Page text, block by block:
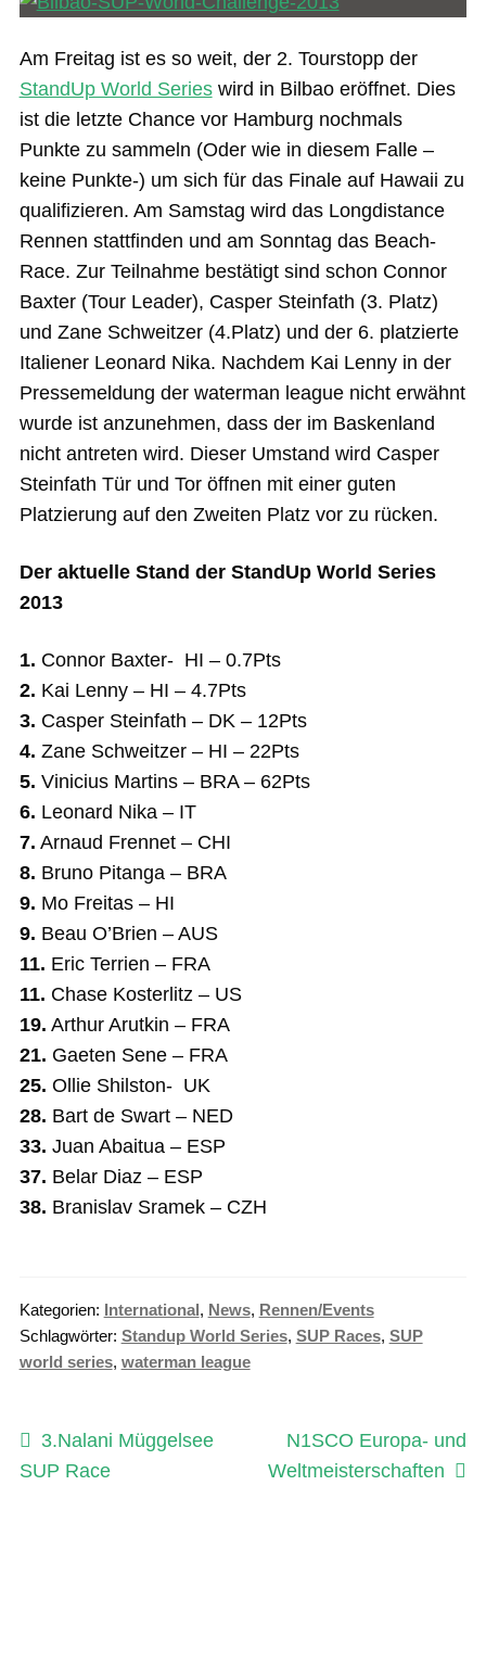
Am Freitag ist es so weit, der 2. Tourstopp der
StandUp World Serieswird in Bilbao eröffnet. Dies
ist die letzte Chance vor Hamburg nochmals
Punkte zu sammeln (Oder wie in diesem Falle –
keine Punkte-) um sich für das Finale auf Hawaii zu
qualifizieren. Am Samstag wird das Longdistance
Rennen stattfinden und am Sonntag das Beach-
Race. Zur Teilnahme bestätigt sind schon Connor
Baxter (Tour Leader), Casper Steinfath (3. Platz)
und Zane Schweitzer (4.Platz) und der 6. platzierte
Italiener Leonard Nika. Nachdem Kai Lenny in der
Pressemeldung der waterman league nicht erwähnt
wurde ist anzunehmen, dass der im Baskenland
nicht antreten wird. Dieser Umstand wird Casper
Steinfath Tür und Tor öffnen mit einer guten
Platzierung auf den Zweiten Platz vor zu rücken.
Der aktuelle Stand der StandUp World Series
2013
1. Connor Baxter- HI – 0.7Pts
2. Kai Lenny – HI – 4.7Pts
3. Casper Steinfath – DK – 12Pts
4. Zane Schweitzer – HI – 22Pts
5. Vinicius Martins – BRA – 62Pts
6. Leonard Nika – IT
7. Arnaud Frennet – CHI
8. Bruno Pitanga – BRA
9. Mo Freitas – HI
9. Beau O’Brien – AUS
11. Eric Terrien – FRA
11. Chase Kosterlitz – US
19. Arthur Arutkin – FRA
21. Gaeten Sene – FRA
25. Ollie Shilston- UK
28. Bart de Swart – NED
33. Juan Abaitua – ESP
37. Belar Diaz – ESP
38. Branislav Sramek – CZH
Kategorien: International, News, Rennen/Events
Schlagwörter: Standup World Series, SUP Races, SUP
world series, waterman league
Beitragsnavigation
Vorheriger
Beitrag:
3.Nalani Müggelsee
SUP Race
Nächster
Beitrag:
N1SCO Europa- und
Weltmeisterschaften